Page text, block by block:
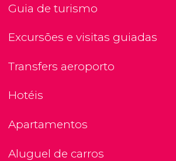
Guia de turismo
Excursões e visitas guiadas
Transfers aeroporto
Hotéis
Apartamentos
Aluguel de carros